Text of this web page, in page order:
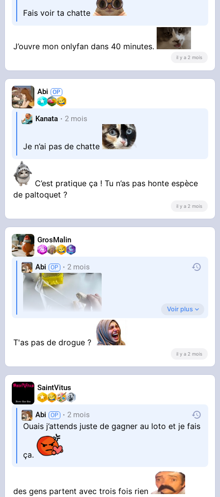
Fais voir ta chatte
J’ouvre mon onlyfan dans 40 minutes.
il y a 2 mois
Abi
Kanata 2 mois
Je n’ai pas de chatte
C’est pratique ça ! Tu n’as pas honte espèce
de paltoquet ?
il y a 2 mois
GrosMalin
Abi 2 mois
Ça parle d’identifiant Natixis pour toucher la
Des termes comme « mots de passe, bidule,
machin, Windows » sont utilisés.
J’ai envie de m’ouvrir les veines.
Voir plus
T'as pas de drogue ?
il y a 2 mois
SaintVitus
Abi 2 mois
Ouais j’attends juste de gagner au loto et je fais
ça.
des gens partent avec trois fois rien